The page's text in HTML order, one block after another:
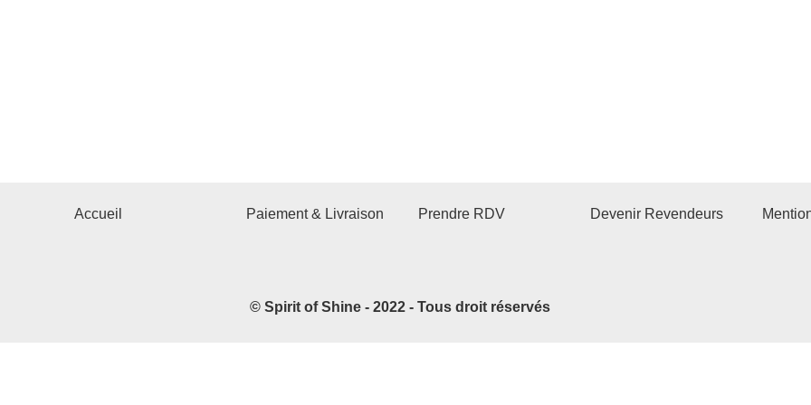
Accueil Paiement & Livraison Prendre RDV Devenir Revendeurs
© Spirit of Shine - 2022 - Tous droit réservés